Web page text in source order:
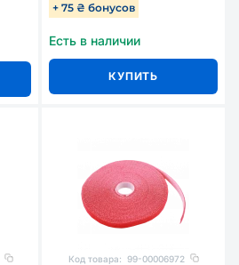
+ 75 ₴ бонусов
Есть в наличии
КУПИТЬ
Код товара: 99-00006972